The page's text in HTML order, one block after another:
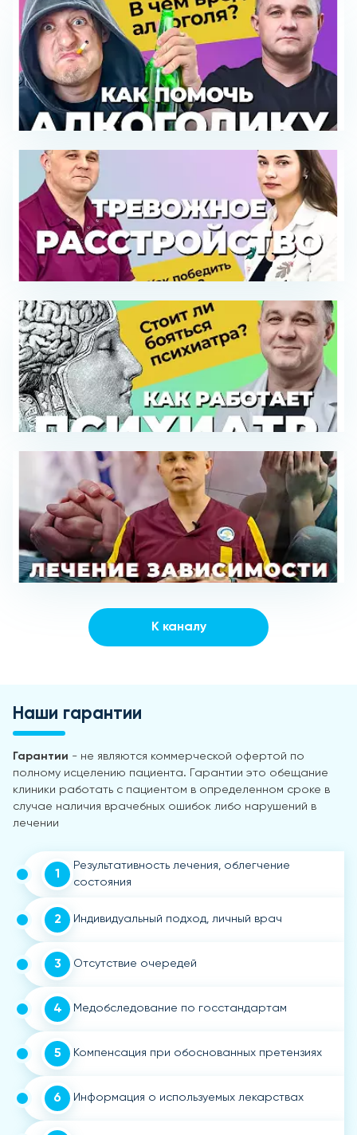
К каналу
Наши гарантии
Гарантии - не являются коммерческой офертой по
полному исцелению пациента. Гарантии это обещание
клиники работать с пациентом в определенном сроке в
случае наличия врачебных ошибок либо нарушений в
лечении
1
Результативность лечения, облегчение
состояния
2 Индивидуальный подход, личный врач
3 Отсутствие очередей
4 Медобследование по госстандартам
5 Компенсация при обоснованных претензиях
6 Информация о используемых лекарствах